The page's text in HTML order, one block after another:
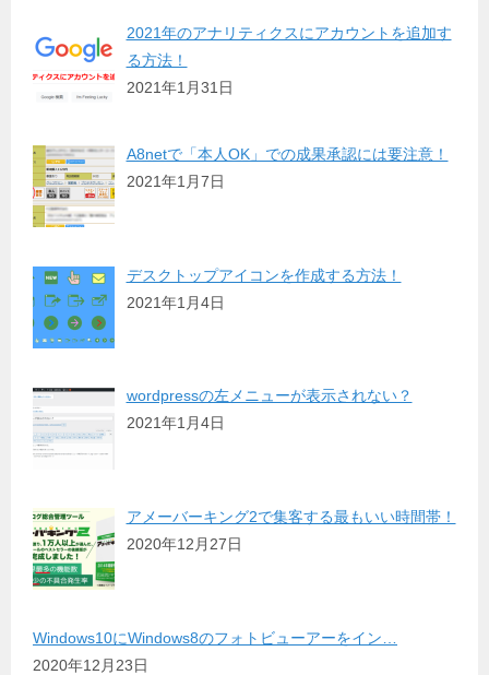
2021年のアナリティクスにアカウントを追加す
る方法！
2021年1月31日
A8netで「本人OK」での成果承認には要注意！
2021年1月7日
デスクトップアイコンを作成する方法！
2021年1月4日
wordpressの左メニューが表示されない？
2021年1月4日
アメーバーキング2で集客する最もいい時間帯！
2020年12月27日
Windows10にWindows8のフォトビューアーをイン…
2020年12月23日